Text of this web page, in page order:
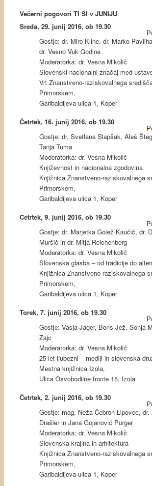
Večerni pogovori TI SI v JUNIJU
Sreda, 29. junij 2016, ob 19.30
Gostje: dr. Miro Kline, dr. Marko
dr. Vesno Vuk Godina
Moderatorka: dr. Vesna Mikolič
Slovenski nacionalni značaj med
Vrt Znanstveno-raziskovalnega
Primorskem,
Garibaldijeva ulica 1, Koper
Četrtek, 16. junij 2016, ob 19.30
Gostje: dr. Svetlana Slapšak, Aleš
Tanja Tuma
Moderatorka: dr. Vesna Mikolič
Književnost in nacionalna zgodovina
Knjižnica Znanstveno-raziskovalnega
Primorskem,
Garibaldijeva ulica 1, Koper
Četrtek, 9. junij 2016, ob 19.30
Gostje: dr. Marjetka Golež Kaučič, dr.
Muršič in dr. Mitja Reichenberg
Moderatorka: dr. Vesna Mikolič
Slovenska glasba – od tradicije do
Knjižnica Znanstveno-raziskovalnega
Primorskem,
Garibaldijeva ulica 1, Koper
Torek, 7. junij 2016, ob 19.30
Gostje: Vasja Jager, Boris Jež, Sonja
Zajc
Moderatorka: dr. Vesna Mikolič
25 let ljubezni – mediji in slovenska
Mestna knjižnica Izola,
Ulica Osvobodilne fronte 15, Izola
Četrtek, 2. junij 2016, ob 19.30
Gostje: mag. Neža Čebron Lipovec,
Drašler in Jana Gojanović Purger
Moderatorka: dr. Vesna Mikolič
Slovenska krajina in arhitektura
Knjižnica Znanstveno-raziskovalnega
Primorskem,
Garibaldijeva ulica 1, Koper